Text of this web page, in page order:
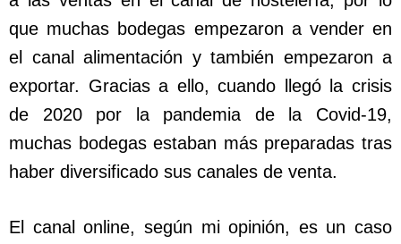
que muchas bodegas empezaron a vender en
el canal alimentación y también empezaron a
exportar. Gracias a ello, cuando llegó la crisis
de 2020 por la pandemia de la Covid-19,
muchas bodegas estaban más preparadas tras
haber diversificado sus canales de venta.
El canal online, según mi opinión, es un caso